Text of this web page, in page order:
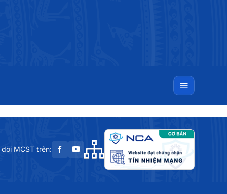
MCST trên: